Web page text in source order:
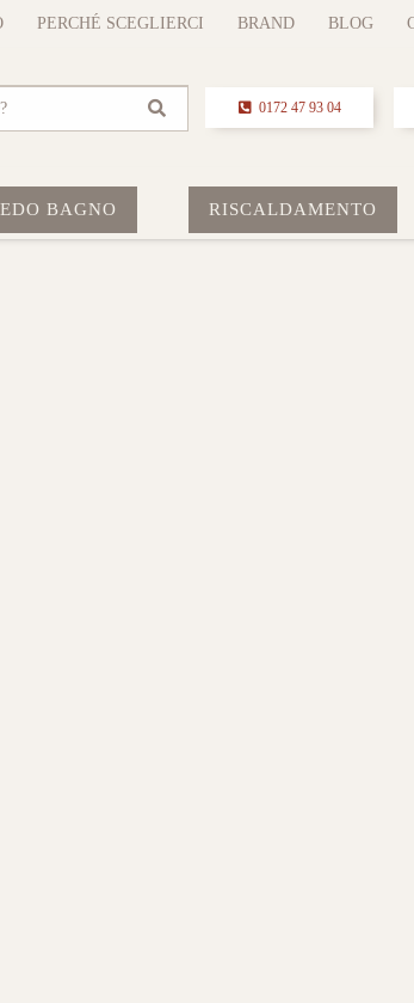
BLOG
BRAND
PERCHÉ SCEGLIERCI
0172 47 93 04
RISCALDAMENTO
BAGNO